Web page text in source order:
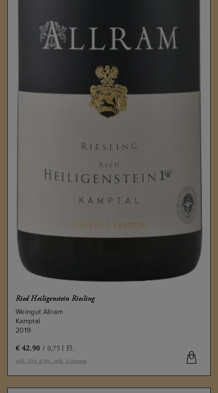
Ried Heiligenstein Riesling
Weingut Allram
Kamptal
2019
€ 42.90 / 0,75 l Fl.
inkl. USt. 0.0% exkl. Lieferung